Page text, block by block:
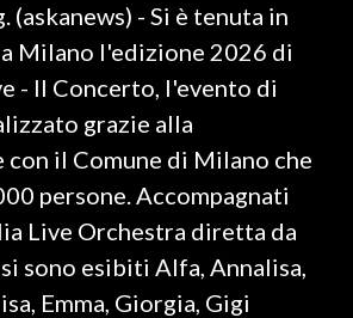
(askanews) - Si è tenuta in
Milano l'edizione 2026 di
- Il Concerto, l'evento di
grazie alla
il Comune di Milano che
persone. Accompagnati
Live Orchestra diretta da
sono esibiti Alfa, Annalisa,
Emma, Giorgia, Gigi